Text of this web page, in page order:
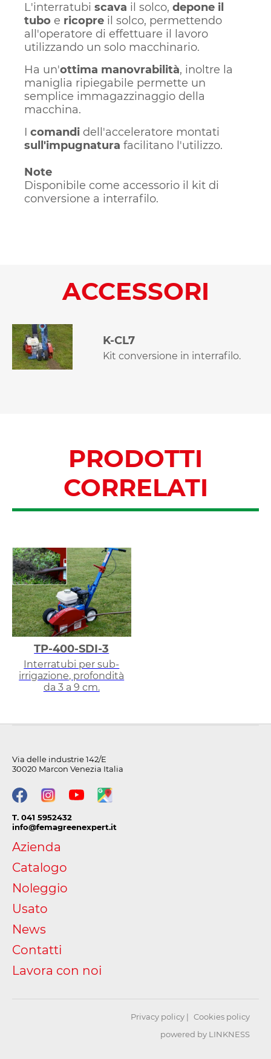
L'interratubi scava il solco, depone il
tubo e ricopre il solco, permettendo
all'operatore di effettuare il lavoro
utilizzando un solo macchinario.
Ha un'ottima manovrabilità, inoltre la
maniglia ripiegabile permette un
semplice immagazzinaggio della
macchina.
I comandi dell'acceleratore montati
sull'impugnatura facilitano l'utilizzo.
Note
Disponibile come accessorio il kit di
conversione a interrafilo.
ACCESSORI
K-CL7
Kit conversione in interrafilo.
PRODOTTI
CORRELATI
TP-400-SDI-3
Interratubi per sub-
irrigazione, profondità
da 3 a 9 cm.
Via delle industrie 142/E
30020 Marcon Venezia Italia
T. 041 5952432
info@femagreenexpert.it
Azienda
Catalogo
Noleggio
Usato
News
Contatti
Lavora con noi
Privacy policy
Cookies policy
powered by LINKNESS